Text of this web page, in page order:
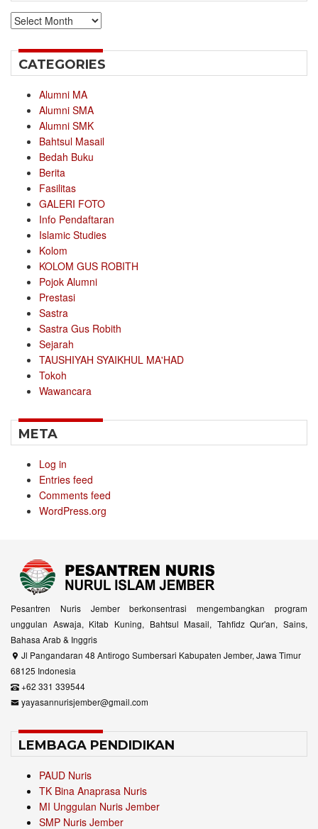
Archives
CATEGORIES
Alumni MA
Alumni SMA
Alumni SMK
Bahtsul Masail
Bedah Buku
Berita
Fasilitas
GALERI FOTO
Info Pendaftaran
Islamic Studies
Kolom
KOLOM GUS ROBITH
Pojok Alumni
Prestasi
Sastra
Sastra Gus Robith
Sejarah
TAUSHIYAH SYAIKHUL MA'HAD
Tokoh
Wawancara
META
Log in
Entries feed
Comments feed
WordPress.org
Pesantren Nuris Jember berkonsentrasi mengembangkan program
unggulan Aswaja, Kitab Kuning, Bahtsul Masail, Tahfidz Qur'an, Sains,
Bahasa Arab & Inggris
Jl Pangandaran 48 Antirogo Sumbersari Kabupaten Jember, Jawa Timur
68125 Indonesia
+62 331 339544
yayasannurisjember@gmail.com
LEMBAGA PENDIDIKAN
PAUD Nuris
TK Bina Anaprasa Nuris
MI Unggulan Nuris Jember
SMP Nuris Jember